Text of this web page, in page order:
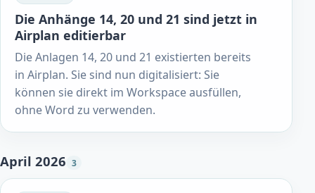
Die Anhänge 14, 20 und 21 sind jetzt in
Airplan editierbar
Die Anlagen 14, 20 und 21 existierten bereits
in Airplan. Sie sind nun digitalisiert: Sie
können sie direkt im Workspace ausfüllen,
ohne Word zu verwenden.
April 2026 3